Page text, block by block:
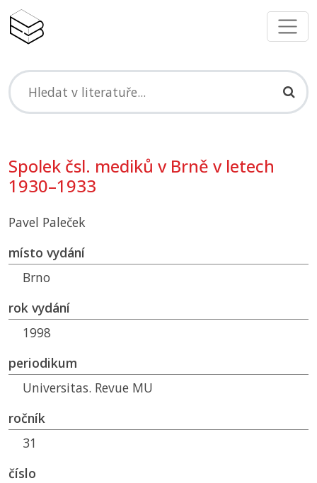
Spolek čsl. mediků v Brně v letech
1930–1933
Pavel Paleček
místo vydání
Brno
rok vydání
1998
periodikum
Universitas. Revue MU
ročník
31
číslo